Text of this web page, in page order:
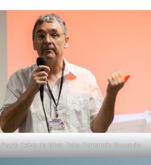
Paulo Celso da Silva- Foto: Fernando Rezende